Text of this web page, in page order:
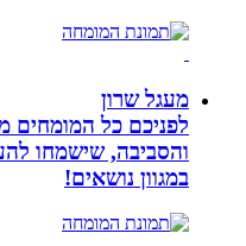
מעגל שרון
לפניכם כל המומחים
והסביבה, שישמחו להעניק
במגוון נושאים!